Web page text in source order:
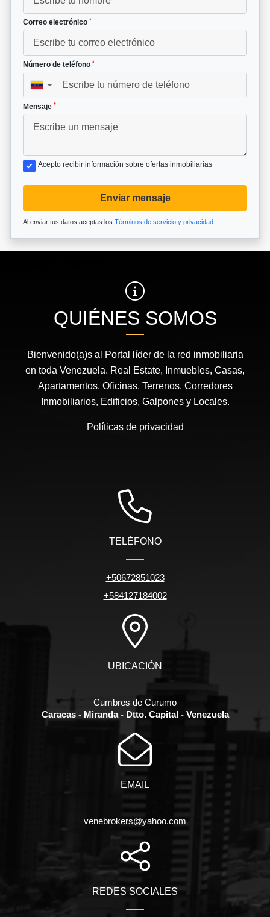
Correo electrónico *
Número de teléfono *
▼
Mensaje *
Acepto recibir información sobre ofertas inmobiliarias
Enviar mensaje
Al enviar tus datos aceptas los Términos de servicio y privacidad
QUIÉNES SOMOS
Bienvenido(a)s al Portal líder de la red inmobiliaria
en toda Venezuela. Real Estate, Inmuebles, Casas,
Apartamentos, Oficinas, Terrenos, Corredores
Inmobiliarios, Edificios, Galpones y Locales.
Políticas de privacidad
TELÉFONO
+50672851023
+584127184002
UBICACIÓN
Cumbres de Curumo
Caracas - Miranda - Dtto. Capital - Venezuela
EMAIL
venebrokers@yahoo.com
REDES SOCIALES